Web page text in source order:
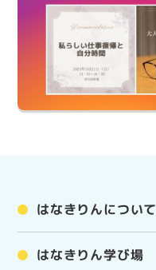
はなきりんについて
はなきりん学び場